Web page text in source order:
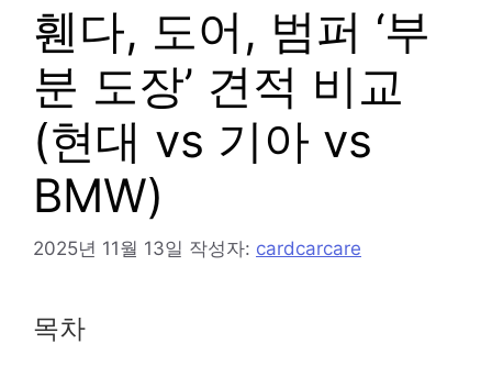
휀다, 도어, 범퍼 ‘부
분 도장’ 견적 비교
(현대 vs 기아 vs
BMW)
2025년 11월 13일 작성자: cardcarcare
목차